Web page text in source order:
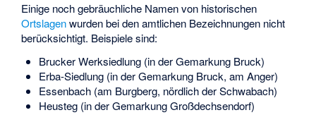
Einige noch gebräuchliche Namen von historischen
Ortslagenwurden bei den amtlichen Bezeichnungen nicht
berücksichtigt. Beispiele sind:
Brucker Werksiedlung (in der Gemarkung Bruck)
Erba-Siedlung (in der Gemarkung Bruck, am Anger)
Essenbach (am Burgberg, nördlich der Schwabach)
Heusteg (in der Gemarkung Großdechsendorf)